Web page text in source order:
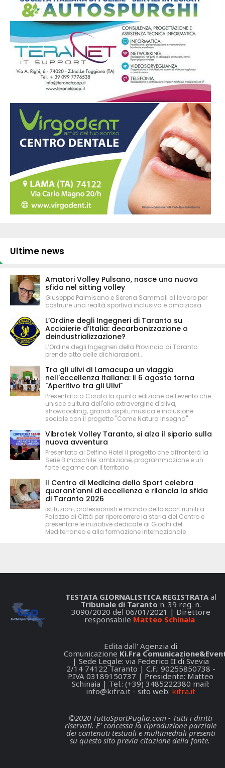
Ultime news
Amatori Volley Pulsano, nasce una nuova
sfida nel sitting volley
Giuseppe Palmisano e Serena Sammali al lavoro per
costruire una realtà sportiva inclusiva e ambiziosa
L’Ordine degli Ingegneri di Taranto su
Acciaierie d’Italia: decarbonizzazione o
deindustrializzazione?
L’Ordine degli Ingegneri della Provincia di Taranto
prende atto delle dichiarazioni...
Tra gli ulivi di Lamacupa un viaggio
nell'eccellenza italiana: il 6 agosto torna
"Aperitivo tra gli Ulivi"
Presentata a Corato la quinta edizione dell'evento che
unisce cultura dell'olio extravergine d'oliva,
showcooking, grandi ospiti, musica e inclusione
sociale con il progetto "Come Natura Insegna"
Vibrotek Volley Taranto, si alza il sipario sulla
nuova avventura
Presentato al Delfino Hotel il progetto che affronterà la
Serie B maschile: ambizione, programmazione e un
forte legame con il territorio
Il Centro di Medicina dello Sport celebra
quarant'anni di eccellenza e rilancia la sfida
di Taranto 2026
Istituzioni, professionisti e mondo dello sport riuniti a
Palazzo di Città per ripercorrere la storia del Centro e
presentare le iniziative dedicate ai Giochi del
Mediterraneo e alla formazione internazionale
TESTATA GIORNALISTICA REGISTRATAal
Tribunale di Taranto n. 39 reg. n.
3090/2020 del 06/01/2021 | Direttore
responsabile Matteo Schinaia
Edita dall' Agenzia di
Comunicazione Ki.Fra
| Sede Legale: via Federico II di Svevia
2/14 74122 Taranto | C.F.: 90255850738 -
P.IVA 03189150737 | Presidente: Matteo
Schinaia | Tel.: (+39) 3485222380 mail:
info@kifra.it - sito web: kifra.it
©2020 TuttoSportPuglia.com - Tutti i diritti
riservati. E' concessa la riproduzione parziale
dei contenuti testuali e multimediali presenti
su questo sito previa citazione della fonte.